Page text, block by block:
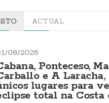
ACTUAL
08/2026
Ponteceso,
e A Laracha,
lugares para
total na Costa